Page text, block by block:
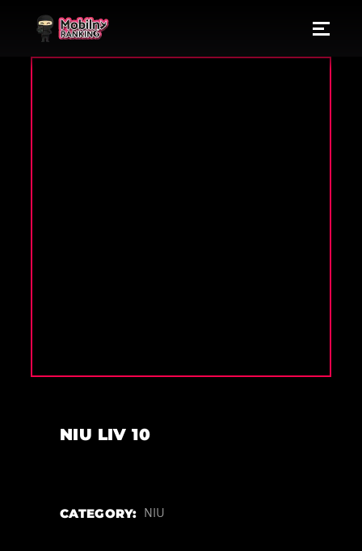
NIU LIV 10
CATEGORY: NIU